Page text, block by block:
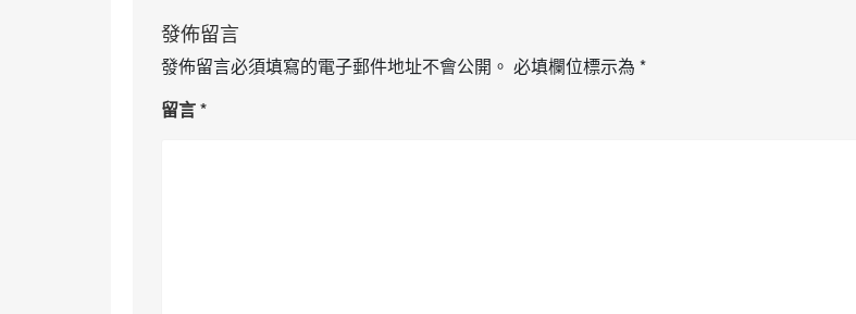
發佈留言
發佈留言必須填寫的電子郵件地址不會公開。 必填欄位標示為 *
留言*